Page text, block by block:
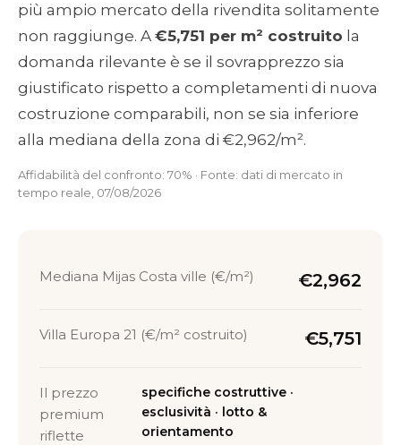
più ampio mercato della rivendita solitamente
non raggiunge. A €5,751 per m² costruito la
domanda rilevante è se il sovrapprezzo sia
giustificato rispetto a completamenti di nuova
costruzione comparabili, non se sia inferiore
alla mediana della zona di €2,962/m².
Affidabilità del confronto: 70% · Fonte: dati di mercato in
tempo reale, 07/08/2026
Mediana Mijas Costa ville (€/m²) €2,962
Villa Europa 21 (€/m² costruito) €5,751
Il prezzo
premium
riflette
specifiche costruttive ·
esclusività · lotto &
orientamento